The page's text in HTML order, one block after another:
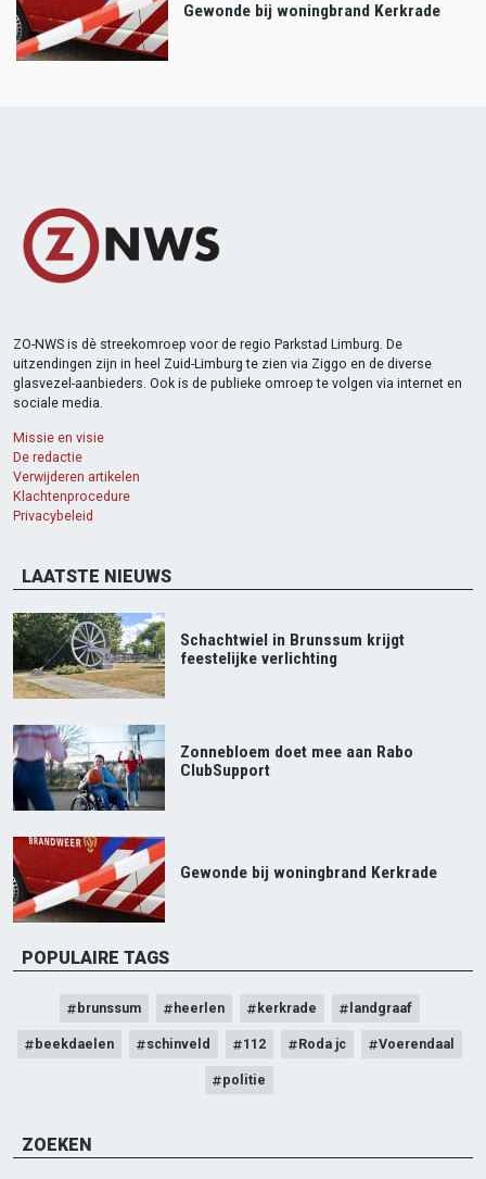
Gewonde bij woningbrand Kerkrade
ZO-NWS is dè streekomroep voor de regio Parkstad Limburg. De
uitzendingen zijn in heel Zuid-Limburg te zien via Ziggo en de diverse
glasvezel-aanbieders. Ook is de publieke omroep te volgen via internet en
sociale media.
Missie en visie
De redactie
Verwijderen artikelen
Klachtenprocedure
Privacybeleid
LAATSTE NIEUWS
Schachtwiel in Brunssum krijgt
feestelijke verlichting
Zonnebloem doet mee aan Rabo
ClubSupport
Gewonde bij woningbrand Kerkrade
POPULAIRE TAGS
brunssum heerlen kerkrade landgraaf
beekdaelen schinveld 112 Roda jc Voerendaal
politie
ZOEKEN